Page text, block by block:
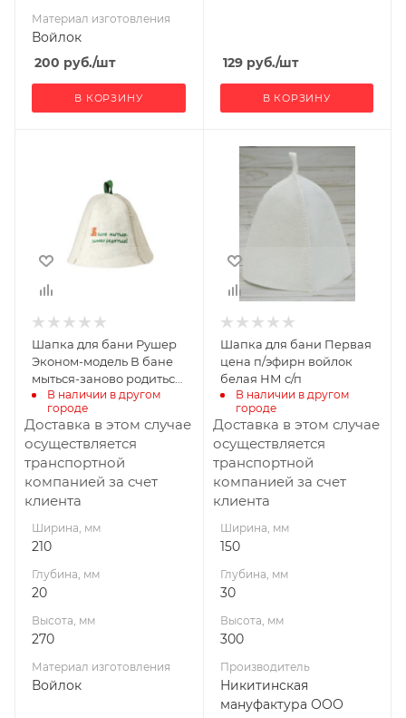
Материал изготовления
Войлок
200 руб./шт
В КОРЗИНУ
129руб./шт
В КОРЗИНУ
Глубина, мм
Высота, мм
270
Материал
Войлок
Шапка для бани Рушер
Эконом-модель В бане
мыться-заново родиться!
НП с/п
В наличии в другом
городе
Доставка в этом случае
осуществляется
транспортной
компанией за счет
клиента
Ширина, мм
210
Глубина, мм
20
Высота, мм
270
Материал изготовления
Войлок
150
Глубина, мм
300
Производитель
мануфактура
ООО
Шапка для бани Первая
цена п/эфирн войлок
белая НМ с/п
В наличии в другом
городе
Доставка в этом случае
осуществляется
транспортной
компанией за счет
клиента
Ширина, мм
150
Глубина, мм
30
Высота, мм
300
Производитель
Никитинская
мануфактура ООО